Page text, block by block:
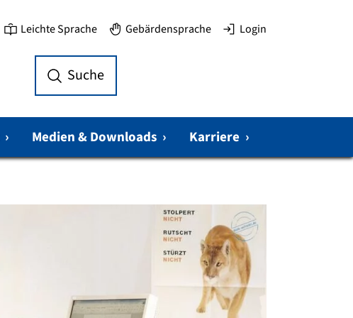
Leichte Sprache Gebärdensprache Login
Suche
› Medien & Downloads › Karriere ›